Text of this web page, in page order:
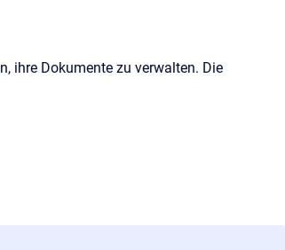
ihre Dokumente zu verwalten. Die